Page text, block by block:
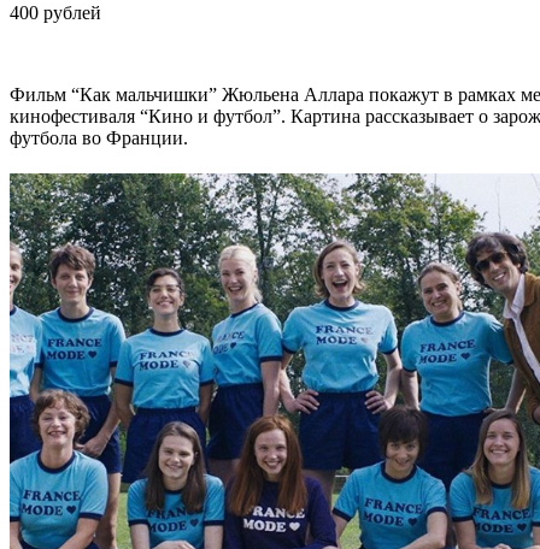
400 рублей
Фильм “Как мальчишки” Жюльена Аллара покажут в рамках
кинофестиваля “Кино и футбол”. Картина рассказывает о
футбола во Франции.